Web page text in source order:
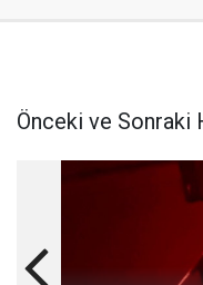
Önceki ve Sonraki